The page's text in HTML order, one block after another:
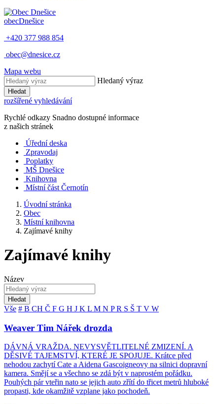
obecDnešice
+420 377 988 854
obec@dnesice.cz
Mapa webu
Hledaný výraz
Hledat
rozšířené vyhledávání
Rychlé odkazy Snadno dostupné informace
z našich stránek
Úřední deska
Zpravodaj
Poplatky
MŠ Dnešice
Knihovna
Místní část Černotín
Úvodní stránka
Obec
Místní knihovna
Zajímavé knihy
Zajímavé knihy
Název
Hledat
Vše # B CH Č F G H J K L M N PR S Š T V W
Weaver Tim Nářek drozda
DÁVNÁ VRAŽDA. NEVYSVĚTLITELNÉ ZMIZENÍ. A
DĚSIVÉ TAJEMSTVÍ, KTERÉ JE SPOJUJE. Krátce před
nehodou zachytí Cate a Aidena Gascoigneovy na silnici dopravní
kamera. Smějí se a všechno se zdá být v naprostém pořádku.
Pouhých pár vteřin nato se jejich auto zřítí do třicet metrů hluboké
propasti, kde okamžitě vzplane jako pochodeň.